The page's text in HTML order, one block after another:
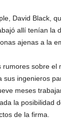
David Black,
allí tenían la
ajenas a la
sobre
ingenieros
meses
la posibilidad
de la firma.